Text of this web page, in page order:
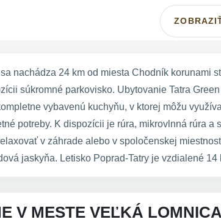
nachádza 24 km od miesta Chodník
súkromné parkovisko. Ubytovanie Tatra
vybavenú kuchyňu, v ktorej môžu
potreby. K dispozícii je rúra, mikrovlnná rúra
v záhrade alebo v spoločenskej
jaskyňa. Letisko Poprad-Tatry je vzdialené 14
V MESTE VEĽKÁ LOMNICA